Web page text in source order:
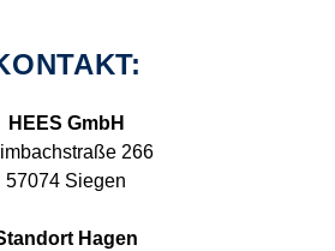
HEES GmbH
266
57074 Siegen
Hagen